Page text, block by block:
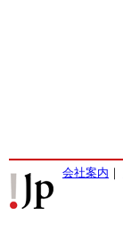
会社案内 ｜